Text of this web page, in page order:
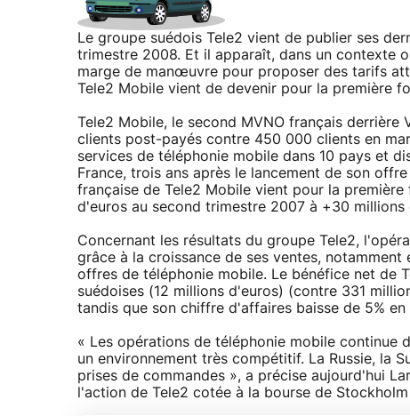
Le groupe suédois Tele2 vient de publier ses
trimestre 2008. Et il apparaît, dans un contexte
marge de manœuvre pour proposer des tarifs
Tele2 Mobile vient de devenir pour la première
Tele2 Mobile, le second MVNO français
clients post-payés contre 450 000 clients en
services de téléphonie mobile dans 10 pays et
France, trois ans après le lancement de son
française de Tele2 Mobile vient pour la
d'euros au second trimestre 2007 à +30 millions
Concernant les résultats du groupe Tele2,
grâce à la croissance de ses ventes,
offres de téléphonie mobile. Le bénéfice net de
suédoises (12 millions d'euros) (contre 331
tandis que son chiffre d'affaires baisse de 5%
« Les opérations de téléphonie mobile
un environnement très compétitif. La Russie, la
prises de commandes », a précise aujourd'hui
l'action de Tele2 cotée à la bourse de